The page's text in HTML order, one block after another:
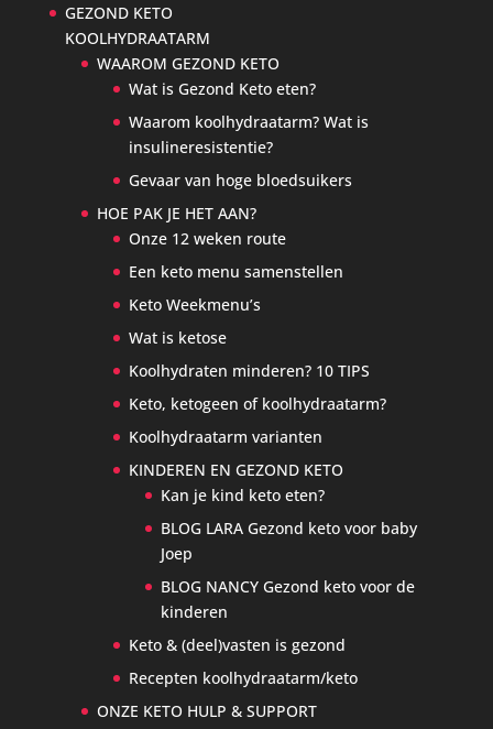
GEZOND KETO
KOOLHYDRAATARM
WAAROM GEZOND KETO
Wat is Gezond Keto eten?
Waarom koolhydraatarm? Wat is
insulineresistentie?
Gevaar van hoge bloedsuikers
HOE PAK JE HET AAN?
Onze 12 weken route
Een keto menu samenstellen
Keto Weekmenu’s
Wat is ketose
Koolhydraten minderen? 10 TIPS
Keto, ketogeen of koolhydraatarm?
Koolhydraatarm varianten
KINDEREN EN GEZOND KETO
Kan je kind keto eten?
BLOG LARA Gezond keto voor baby
Joep
BLOG NANCY Gezond keto voor de
kinderen
Keto & (deel)vasten is gezond
Recepten koolhydraatarm/keto
ONZE KETO HULP & SUPPORT